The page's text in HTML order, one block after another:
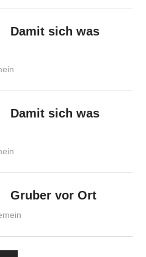
Damit sich was
Damit sich was
Gruber vor Ort